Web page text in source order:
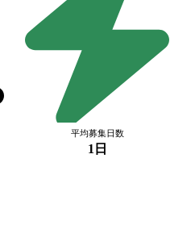
平均募集日数
1日